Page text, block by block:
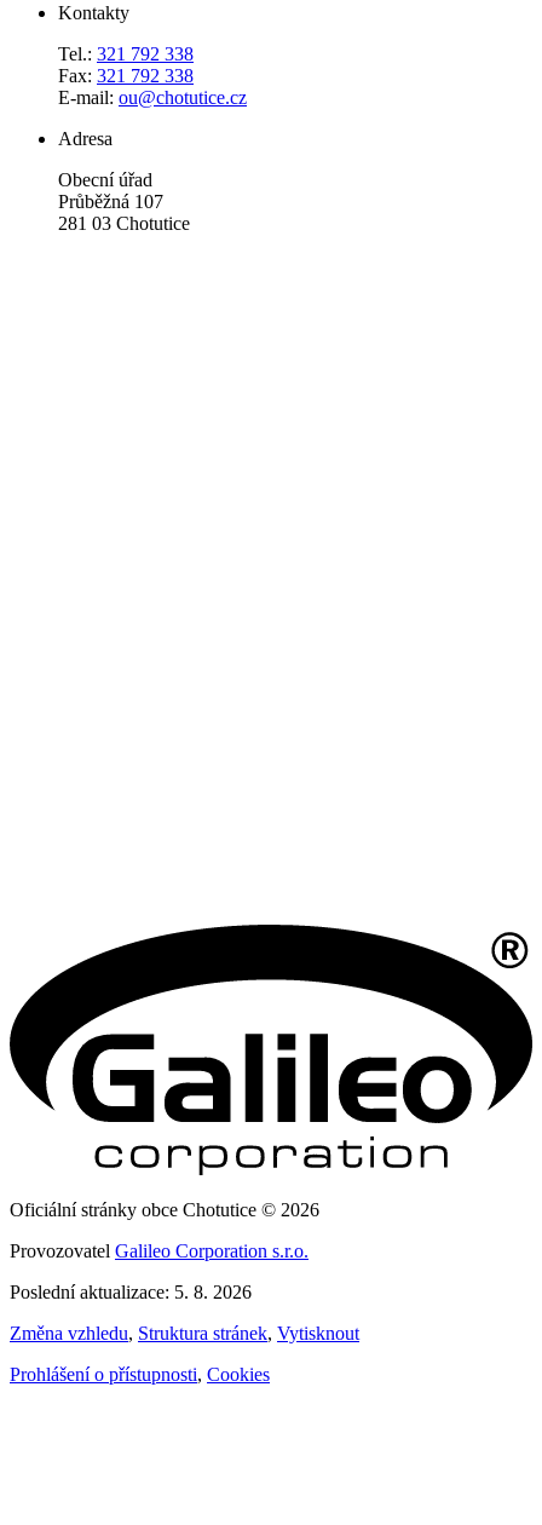
Kontakty
Tel.: 321 792 338
Fax: 321 792 338
E-mail: ou@chotutice.cz
Adresa
Obecní úřad
Průběžná 107
281 03 Chotutice
Oficiální stránky obce Chotutice © 2026
Provozovatel Galileo Corporation s.r.o.
Poslední aktualizace: 5. 8. 2026
Změna vzhledu, Struktura stránek, Vytisknout
Prohlášení o přístupnosti, Cookies